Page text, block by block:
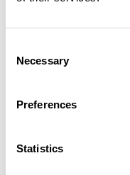
Necessary
Preferences
Statistics